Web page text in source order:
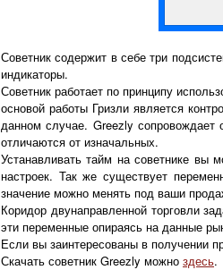
Советник содержит в себе три
индикаторы.
Советник работает по принципу
основой работы Гризли является
данном случае. Greezly сопровождает
отличаются от изначальных.
Устанавливать тайм на советнике вы
настроек. Так же существует
значение можно менять под ваши
Коридор двунаправленной торговли
эти переменные опираясь на данные
Если вы заинтересованы в получении
Скачать советник Greezly можно здесь.